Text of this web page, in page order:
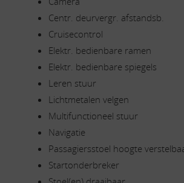
Centr. deurvergr. afstandsb.
Cruisecontrol
Elektr. bedienbare ramen
Elektr. bedienbare spiegels
Leren stuur
Lichtmetalen velgen
Multifunctioneel stuur
Navigatie
Passagiersstoel hoogte
Startonderbreker